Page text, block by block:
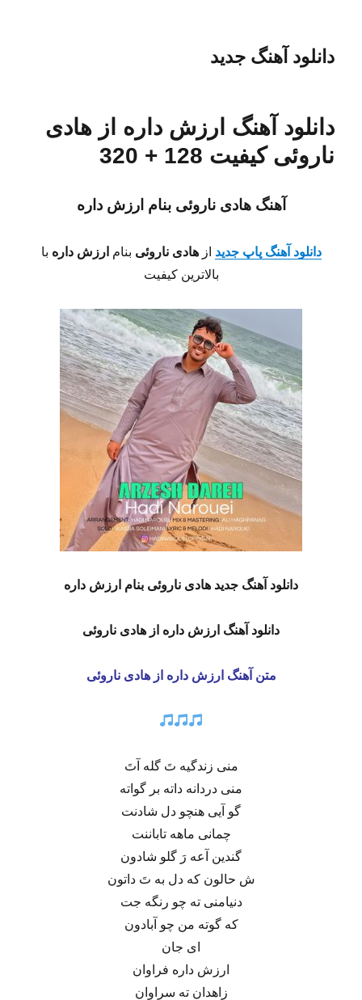
دانلود آهنگ جدید
دانلود آهنگ ارزش داره از هادی
ناروئی کیفیت 128 + 320
آهنگ هادی ناروئی بنام ارزش داره
دانلود آهنگ پاپ جدید ازهادیناروئی بنام ارزش داره با
بالاترین کیفیت
دانلود آهنگ جدید هادی ناروئی بنام ارزش داره
دانلود آهنگ ارزش داره از هادی ناروئی
متن آهنگ ارزش داره ازهادی ناروئی
منی زندگیه تَ گله آتَ
منی دردانه داته بر گواته
گو آیی هنچو دل شادنت
چمانی ماهه تاباننت
گندین آعه رَ گلو شادون
ش حالون که دل به تَ داتون
دنیامنی ته چو رنگه جت
که گوته من چو آبادون
ای جان
ارزش داره فراوان
زاهدان ته سراوان